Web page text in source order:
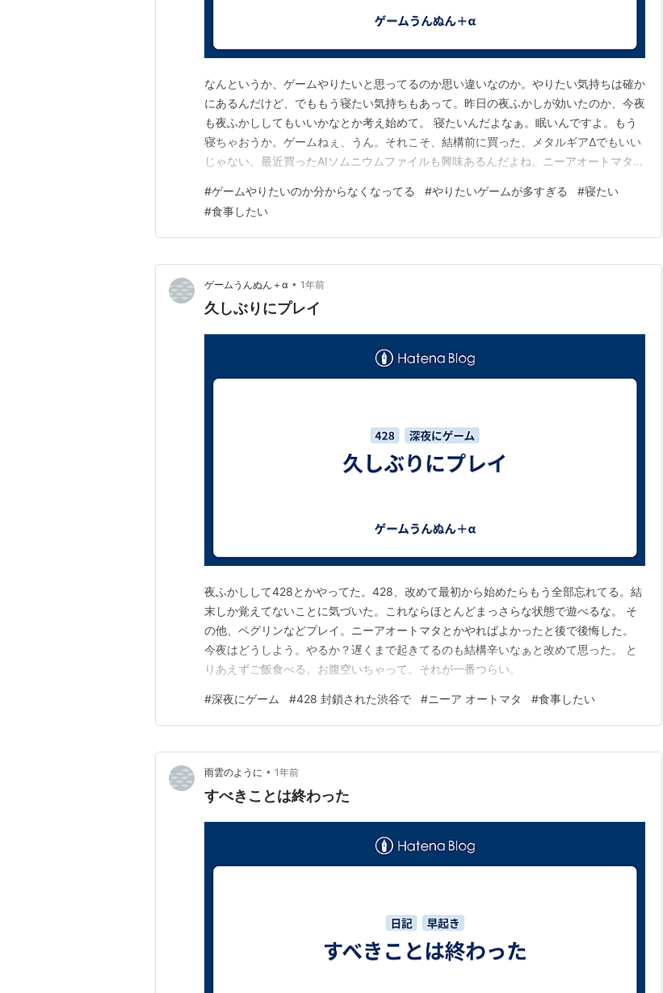
なんというか、ゲームやりたいと思ってるのか思い違いなのか。やりたい気持ちは確か
にあるんだけど、でももう寝たい気持ちもあって。昨日の夜ふかしが効いたのか、今夜
も夜ふかししてもいいかなとか考え始めて。 寝たいんだよなぁ。眠いんですよ。もう
寝ちゃおうか。ゲームねぇ、うん。それこそ、結構前に買った、メタルギアΔでもいい
じゃない。最近買ったAIソムニウムファイルも興味あるんだよね。ニーアオートマタと
ですよ、時間はありますよ。とりあえず寝ましょう。 …って、これ書いてたら目が冴
えてきた。眠気が消えていく…どうしよう。眠れなかった…
#ゲームやりたいのか分からなくなってる #やりたいゲームが多すぎる #寝たい
#食事したい
ゲームうんぬん＋α • 1年前
久しぶりにプレイ
夜ふかしして428とかやってた。428、改めて最初から始めたらもう全部忘れてる。結
末しか覚えてないことに気づいた。これならほとんどまっさらな状態で遊べるな。 そ
の他、ペグリンなどプレイ。ニーアオートマタとかやればよかったと後で後悔した。
今夜はどうしよう。やるか？遅くまで起きてるのも結構辛いなぁと改めて思った。 と
りあえずご飯食べる。お腹空いちゃって。それが一番つらい。
#深夜にゲーム #428 封鎖された渋谷で #ニーア オートマタ #食事したい
雨雲のように • 1年前
すべきことは終わった